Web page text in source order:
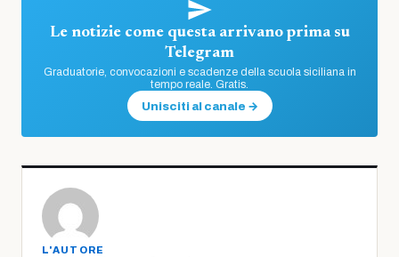
Le notizie come questa arrivano prima su
Telegram
Graduatorie, convocazioni e scadenze della scuola siciliana in
tempo reale. Gratis.
Unisciti al canale →
L'AUTORE